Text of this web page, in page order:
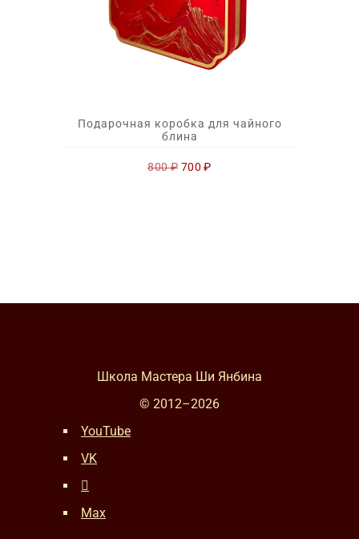
Подарочная коробка для чайного
блина
800₽ Первоначальная
700₽Текущая
Школа Мастера Ши Янбина
© 2012–2026
YouTube
VK
Max